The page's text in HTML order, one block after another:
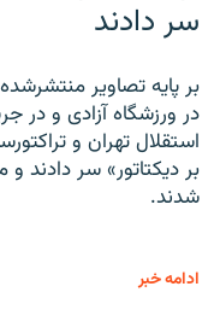
سر دادند
بر پایه تصاویر
در ورزشگاه آزادی و در
استقلال تهران و
بر دیکتاتور» سر دادند و
شدند.
ادامه خبر